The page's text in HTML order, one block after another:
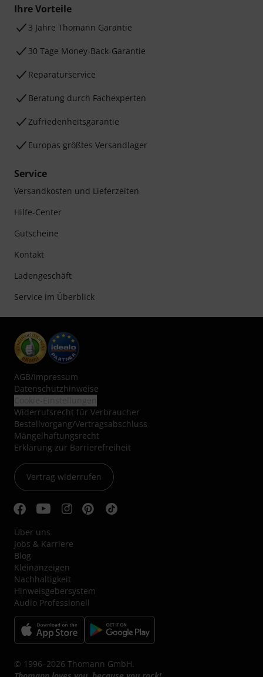
Ihre Vorteile
3 Jahre Thomann Garantie
30 Tage Money-Back-Garantie
Reparaturservice
Beratung durch Fachexperten
Zufriedenheitsgarantie
Europas größtes Versandlager
Service
Versandkosten und Lieferzeiten
Hilfe-Center
Gutscheine
Kontakt
Ladengeschäft
Service im Überblick
AGB/Impressum
Datenschutzhinweise
Widerrufsrecht für Verbraucher
Bestellvorgang/Vertragsabschluss
Mängelhaftungsrecht
Erklärung zur Barrierefreiheit
Vertrag widerrufen
Über uns
Jobs & Karriere
Blog
Kleinanzeigen
Nachhaltigkeit
Hinweisgebersystem
Audio Professionell
© 1996–2026 Thomann GmbH.